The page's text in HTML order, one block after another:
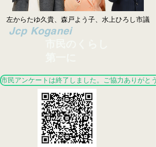
左からたゆ久貴、森戸よう子、水上ひろし市議
​Jcp Koganei
市民アンケートは終了しました。ご協力ありがと